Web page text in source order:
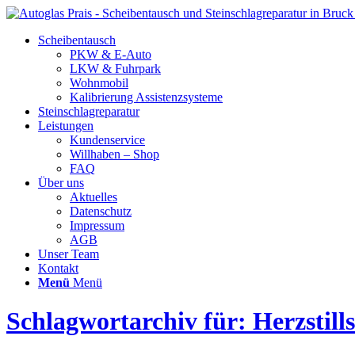
Scheibentausch
PKW & E-Auto
LKW & Fuhrpark
Wohnmobil
Kalibrierung Assistenzsysteme
Steinschlagreparatur
Leistungen
Kundenservice
Willhaben – Shop
FAQ
Über uns
Aktuelles
Datenschutz
Impressum
AGB
Unser Team
Kontakt
Menü Menü
Schlagwortarchiv für: